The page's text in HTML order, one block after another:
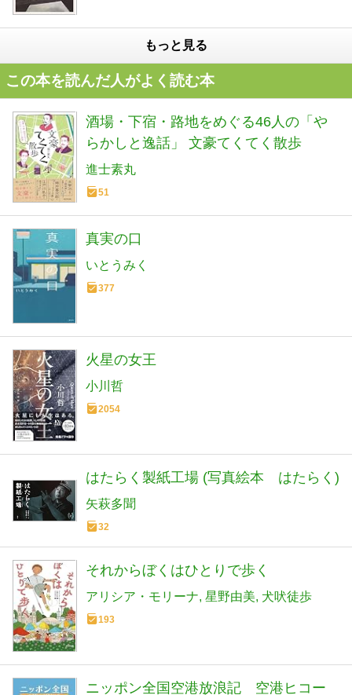
もっと見る
この本を読んだ人がよく読む本
酒場・下宿・路地をめぐる46人の「や
らかしと逸話」 文豪てくてく散歩
進士素丸
51
真実の口
いとうみく
377
火星の女王
小川哲
2054
はたらく製紙工場 (写真絵本 はたらく)
矢萩多聞
32
それからぼくはひとりで歩く
アリシア・モリーナ 星野由美 犬吠徒歩
193
ニッポン全国空港放浪記 空港ヒコー